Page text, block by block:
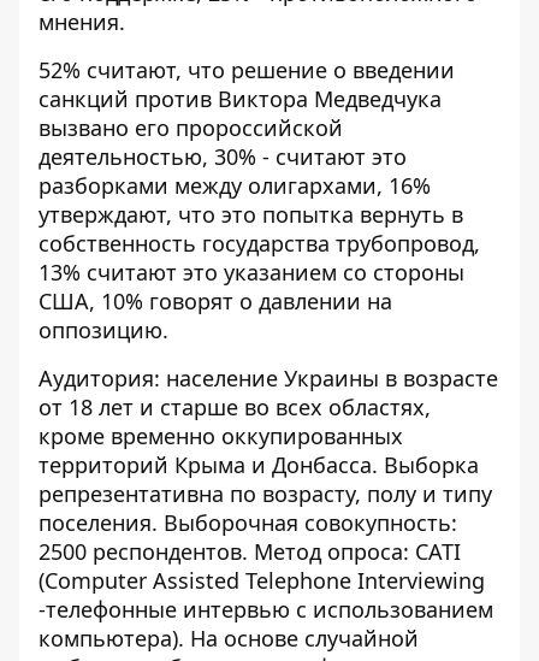
мнения.
52% считают, что решение о введении
санкций против Виктора Медведчука
вызвано его пророссийской
деятельностью, 30% - считают это
разборками между олигархами, 16%
утверждают, что это попытка вернуть в
собственность государства трубопровод,
13% считают это указанием со стороны
США, 10% говорят о давлении на
оппозицию.
Аудитория: население Украины в возрасте
от 18 лет и старше во всех областях,
кроме временно оккупированных
территорий Крыма и Донбасса. Выборка
репрезентативна по возрасту, полу и типу
поселения. Выборочная совокупность:
2500 респондентов. Метод опроса: CATI
(Computer Assisted Telephone Interviewing
-телефонные интервью с использованием
компьютера). На основе случайной